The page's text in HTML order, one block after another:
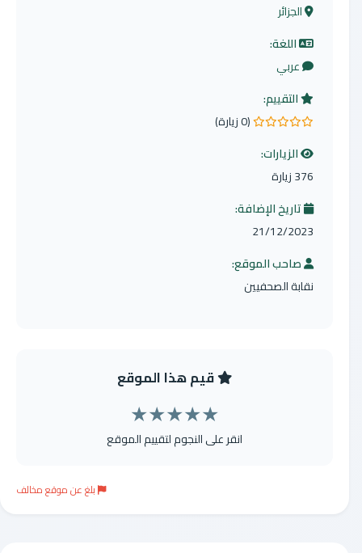
الجزائر
اللغة:
عربي
التقييم:
0.0 من 5 نجوم
(0 زيارة)
الزيارات:
376 زيارة
تاريخ الإضافة:
21/12/2023
صاحب الموقع:
نقابة الصحفيين
قيم هذا الموقع
★
★
★
★
★
انقر على النجوم لتقييم الموقع
بلغ عن موقع مخالف